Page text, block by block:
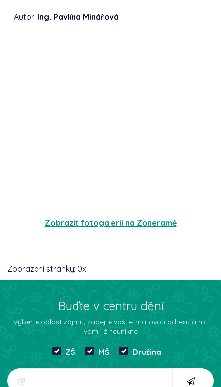
Autor: Ing. Pavlína Minářová
Zobrazit fotogalerii na Zoneramě
Zobrazení stránky: 0x
Buďte v centru dění
Vyberte oblast zájmu, zadejte vaší e-mailovou adresu a nic
vám již neunikne
ZŠ MŠ Družina